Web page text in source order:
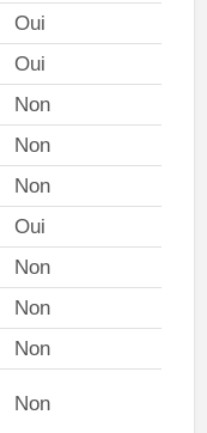
Oui
Oui
Non
Non
Non
Oui
Non
Non
Non
Non